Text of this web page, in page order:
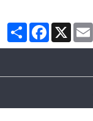
PartagerFacebook
X